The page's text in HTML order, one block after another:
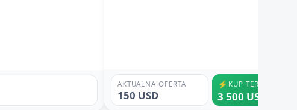
AKTUALNA OFERTA
150 USD
⚡ KUP TERAZ
3 500 USD